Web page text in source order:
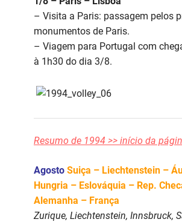
– Visita a Paris: passagem pelos
monumentos de Paris.
– Viagem para Portugal com
à 1h30 do dia 3/8.
Resumo de 1994 >> início da
Agosto Suiça – Liechtenstein –
Hungria – Eslováquia – Rep.
Alemanha – França
Zurique, Liechtenstein, Innsbruck,